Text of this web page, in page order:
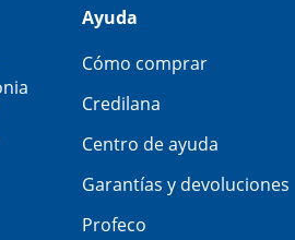
Ayuda
Cómo comprar
Credilana
Centro de ayuda
Garantías y devoluciones
Profeco